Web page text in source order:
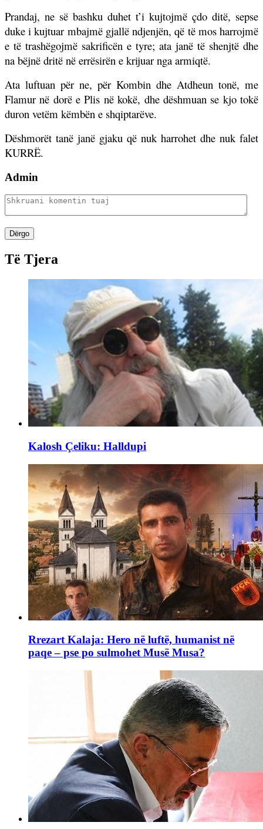
Prandaj, ne së bashku duhet t’i kujtojmë çdo ditë, sepse
duke i kujtuar mbajmë gjallë ndjenjën, që të mos harrojmë
e të trashëgojmë sakrificën e tyre; ata janë të shenjtë dhe
na bëjnë dritë në errësirën e krijuar nga armiqtë.
Ata luftuan për ne, për Kombin dhe Atdheun tonë, me
Flamur në dorë e Plis në kokë, dhe dëshmuan se kjo tokë
duron vetëm këmbën e shqiptarëve.
Dëshmorët tanë janë gjaku që nuk harrohet dhe nuk falet
KURRË.
Admin
Dërgo
Të Tjera
Kalosh Çeliku: Halldupi
Rrezart Kalaja: Hero në luftë, humanist në
paqe – pse po sulmohet Musë Musa?